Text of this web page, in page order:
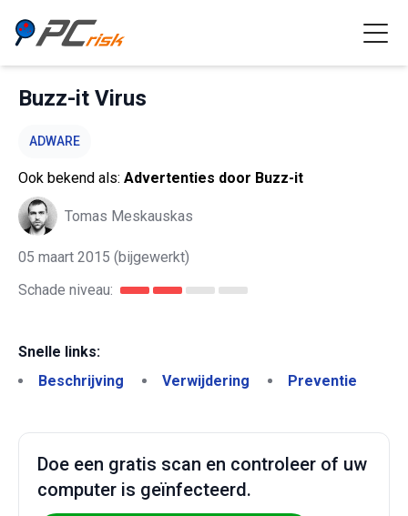
Buzz-it Virus
ADWARE
Ook bekend als: Advertenties door Buzz-it
Tomas Meskauskas
05 maart 2015 (bijgewerkt)
Schade niveau:
Snelle links:
Beschrijving
Verwijdering Preventie
Doe een gratis scan en controleer of uw
computer is geïnfecteerd.